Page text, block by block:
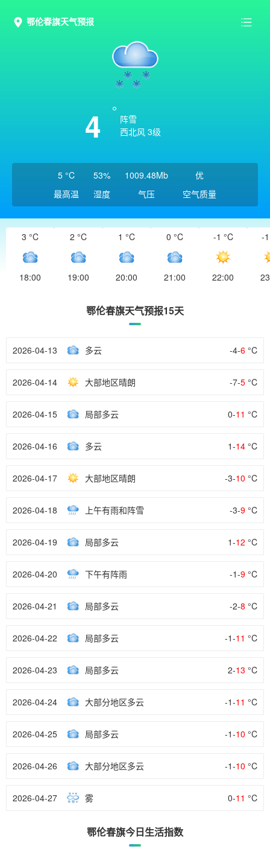
鄂伦春旗天气预报
4
阵雪
西北风 3级
5 °C
最高温
53%
湿度
1009.48Mb
气压
优
空气质量
3 °C
18:00
2 °C
19:00
1 °C
20:00
0 °C
21:00
-1 °C
22:00
-
鄂伦春旗天气预报15天
2026-04-13 多云 -4-6 °C
2026-04-14 大部地区晴朗 -7-5 °C
2026-04-15 局部多云 0-11 °C
2026-04-16 多云 1-14 °C
2026-04-17 大部地区晴朗 -3-10 °C
2026-04-18 上午有雨和阵雪 -3-9 °C
2026-04-19 局部多云 1-12 °C
2026-04-20 下午有阵雨 -1-9 °C
2026-04-21 局部多云 -2-8 °C
2026-04-22 局部多云 -1-11 °C
2026-04-23 局部多云 2-13 °C
2026-04-24 大部分地区多云 -1-11 °C
2026-04-25 局部多云 -1-10 °C
2026-04-26 大部分地区多云 -1-10 °C
2026-04-27 雾 0-11 °C
鄂伦春旗今日生活指数